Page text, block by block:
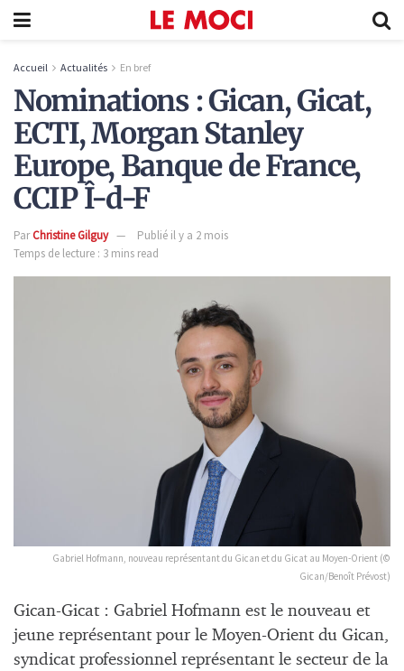
Accueil Actualités En bref
Nominations : Gican, Gicat,
ECTI, Morgan Stanley
Europe, Banque de France,
CCIP Î-d-F
ParChristine Gilguy
Publié il y a 2 mois
Temps de lecture : 3 mins read
Gabriel Hofmann, nouveau représentant du Gican et du Gicat au Moyen-Orient (©
Gican/Benoît Prévost)
Gican-Gicat : Gabriel Hofmann est le nouveau et
jeune représentant pour le Moyen-Orient du Gican,
syndicat professionnel représentant le secteur de la